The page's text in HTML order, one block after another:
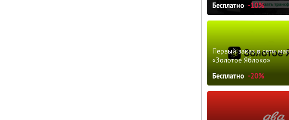
Бесплатно -10%
Первый заказ в сети
«Золотое Яблоко»
Бесплатно -20%